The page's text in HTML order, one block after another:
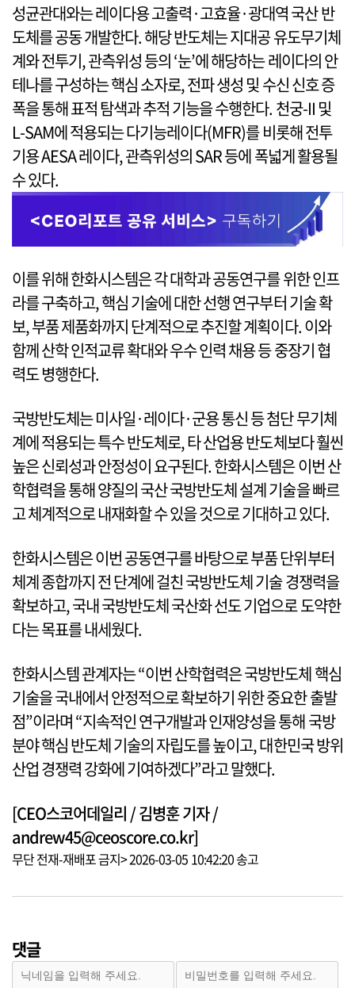
성균관대와는 레이다용 고출력·고효율·광대역 국산 반
도체를 공동 개발한다. 해당 반도체는 지대공 유도무기체
계와 전투기, 관측위성 등의 ‘눈’에 해당하는 레이다의 안
테나를 구성하는 핵심 소자로, 전파 생성 및 수신 신호 증
폭을 통해 표적 탐색과 추적 기능을 수행한다. 천궁-II 및
L-SAM에 적용되는 다기능레이다(MFR)를 비롯해 전투
기용 AESA 레이다, 관측위성의 SAR 등에 폭넓게 활용될
수 있다.
이를 위해 한화시스템은 각 대학과 공동연구를 위한 인프
라를 구축하고, 핵심 기술에 대한 선행 연구부터 기술 확
보, 부품 제품화까지 단계적으로 추진할 계획이다. 이와
함께 산학 인적교류 확대와 우수 인력 채용 등 중장기 협
력도 병행한다.
국방반도체는 미사일·레이다·군용 통신 등 첨단 무기체
계에 적용되는 특수 반도체로, 타 산업용 반도체보다 훨씬
높은 신뢰성과 안정성이 요구된다. 한화시스템은 이번 산
학협력을 통해 양질의 국산 국방반도체 설계 기술을 빠르
고 체계적으로 내재화할 수 있을 것으로 기대하고 있다.
한화시스템은 이번 공동연구를 바탕으로 부품 단위부터
체계 종합까지 전 단계에 걸친 국방반도체 기술 경쟁력을
확보하고, 국내 국방반도체 국산화 선도 기업으로 도약한
다는 목표를 내세웠다.
한화시스템 관계자는 “이번 산학협력은 국방반도체 핵심
기술을 국내에서 안정적으로 확보하기 위한 중요한 출발
점”이라며 “지속적인 연구개발과 인재양성을 통해 국방
분야 핵심 반도체 기술의 자립도를 높이고, 대한민국 방위
산업 경쟁력 강화에 기여하겠다”라고 말했다.
[CEO스코어데일리 / 김병훈 기자 /
andrew45@ceoscore.co.kr]
무단 전재-재배포 금지> 2026-03-05 10:42:20 송고
댓글